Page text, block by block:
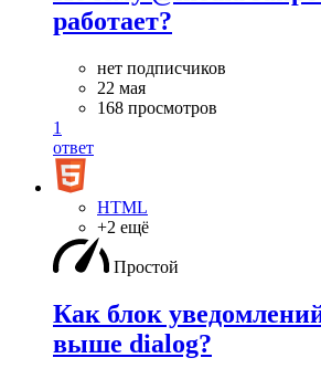
работает?
нет подписчиков
22 мая
168 просмотров
1
ответ
HTML
+2 ещё
Простой
Как блок
выше dialog?